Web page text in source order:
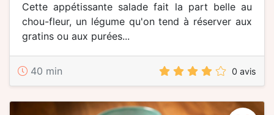
Cette appétissante salade fait la part belle au
chou-fleur, un légume qu'on tend à réserver aux
gratins ou aux purées...
40 min 0 avis